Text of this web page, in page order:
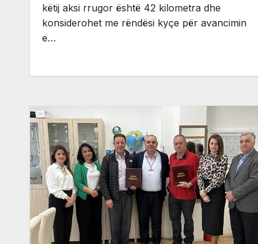
këtij aksi rrugor është 42 kilometra dhe
konsiderohet me rëndësi kyçe për avancimin
e…